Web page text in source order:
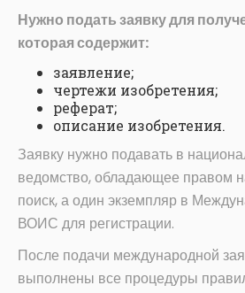
Нужно подать заявку для
которая содержит:
заявление;
чертежи изобретения;
реферат;
описание изобретения.
Заявку нужно подавать в
ведомство, обладающее правом
поиск, а один экземпляр в
ВОИС для регистрации.
После подачи международной
выполнены все процедуры